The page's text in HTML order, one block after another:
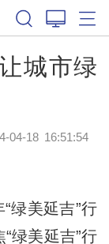
城市绿
04-18 16:51:54
美延吉”行
绿美延吉”行